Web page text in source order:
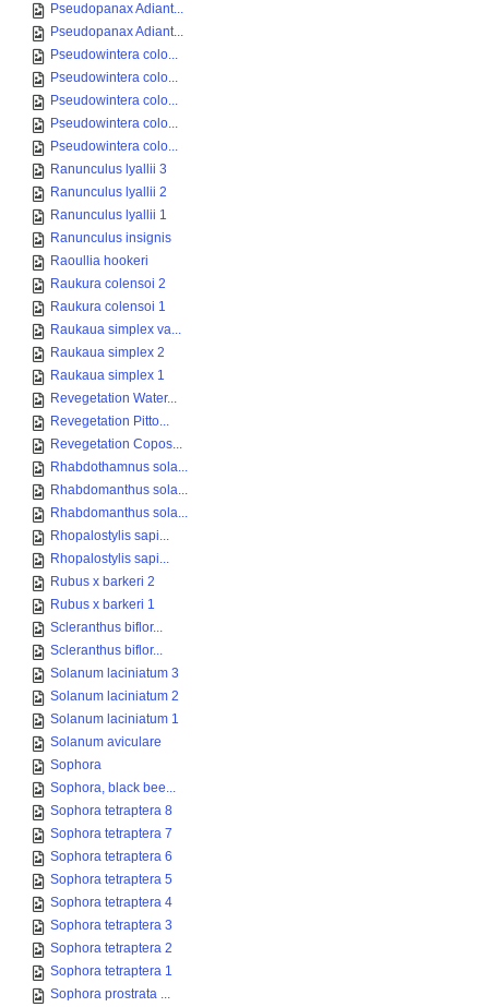
Pseudopanax Adiant...
Pseudopanax Adiant...
Pseudowintera colo...
Pseudowintera colo...
Pseudowintera colo...
Pseudowintera colo...
Pseudowintera colo...
Ranunculus lyallii 3
Ranunculus lyallii 2
Ranunculus lyallii 1
Ranunculus insignis
Raoullia hookeri
Raukura colensoi 2
Raukura colensoi 1
Raukaua simplex va...
Raukaua simplex 2
Raukaua simplex 1
Revegetation Water...
Revegetation Pitto...
Revegetation Copos...
Rhabdothamnus sola...
Rhabdomanthus sola...
Rhabdomanthus sola...
Rhopalostylis sapi...
Rhopalostylis sapi...
Rubus x barkeri 2
Rubus x barkeri 1
Scleranthus biflor...
Scleranthus biflor...
Solanum laciniatum 3
Solanum laciniatum 2
Solanum laciniatum 1
Solanum aviculare
Sophora
Sophora, black bee...
Sophora tetraptera 8
Sophora tetraptera 7
Sophora tetraptera 6
Sophora tetraptera 5
Sophora tetraptera 4
Sophora tetraptera 3
Sophora tetraptera 2
Sophora tetraptera 1
Sophora prostrata ...